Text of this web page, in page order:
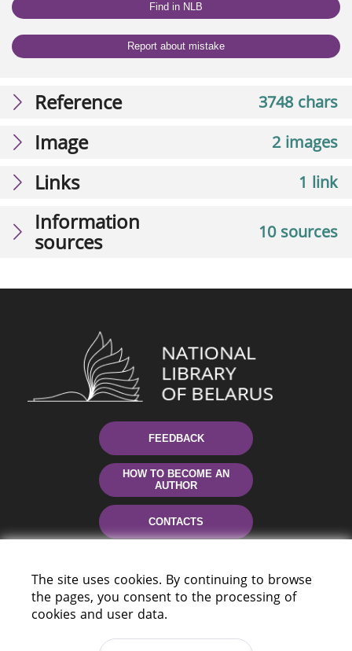
Find in NLB
Report about mistake
3748 chars
Reference
2 images
Image
1 link
Links
10 sources
Information
sources
FEEDBACK
HOW TO BECOME AN
AUTHOR
CONTACTS
The site uses cookies. By continuing to browse
the pages, you consent to the processing of
cookies and user data.